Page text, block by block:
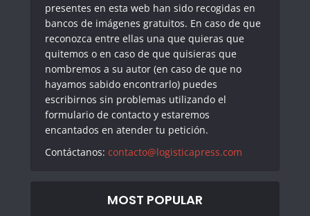
presentes en esta web han sido recogidas en
bancos de imágenes gratuitos. En caso de que
reconozca entre ellas una que quieras que
quitemos o en caso de que quisieras que
nombremos a su autor (en caso de que no
hayamos sabido encontrarlo) puedes
escribirnos sin problemas utilizando el
formulario de contacto y estaremos
encantados en atender tu petición.
Contáctanos: contacto@logisticapress.com
MOST POPULAR